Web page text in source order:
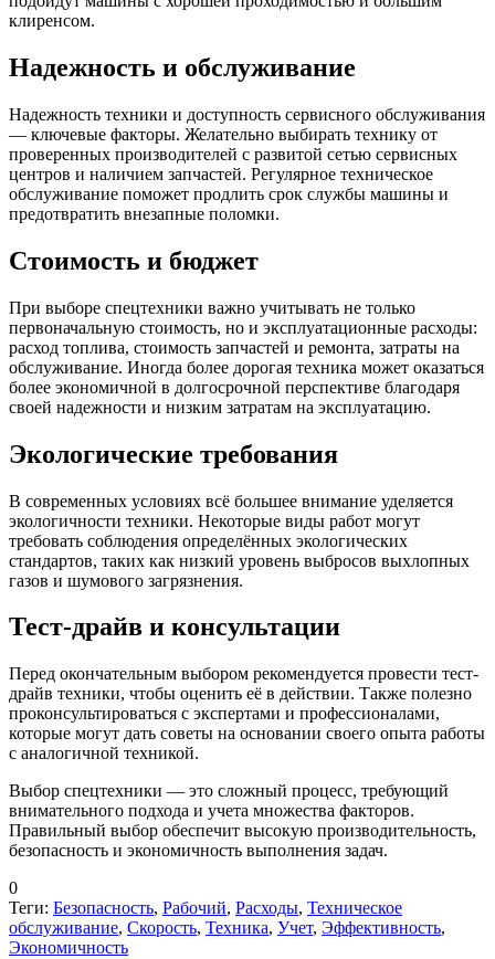
клиренсом.
Надежность и обслуживание
Надежность техники и доступность сервисного обслуживания
— ключевые факторы. Желательно выбирать технику от
проверенных производителей с развитой сетью сервисных
центров и наличием запчастей. Регулярное техническое
обслуживание поможет продлить срок службы машины и
предотвратить внезапные поломки.
Стоимость и бюджет
При выборе спецтехники важно учитывать не только
первоначальную стоимость, но и эксплуатационные расходы:
расход топлива, стоимость запчастей и ремонта, затраты на
обслуживание. Иногда более дорогая техника может оказаться
более экономичной в долгосрочной перспективе благодаря
своей надежности и низким затратам на эксплуатацию.
Экологические требования
В современных условиях всё большее внимание уделяется
экологичности техники. Некоторые виды работ могут
требовать соблюдения определённых экологических
стандартов, таких как низкий уровень выбросов выхлопных
газов и шумового загрязнения.
Тест-драйв и консультации
Перед окончательным выбором рекомендуется провести тест-
драйв техники, чтобы оценить её в действии. Также полезно
проконсультироваться с экспертами и профессионалами,
которые могут дать советы на основании своего опыта работы
с аналогичной техникой.
Выбор спецтехники — это сложный процесс, требующий
внимательного подхода и учета множества факторов.
Правильный выбор обеспечит высокую производительность,
безопасность и экономичность выполнения задач.
0
Теги: Безопасность, Рабочий, Расходы, Техническое
обслуживание, Скорость, Техника, Учет, Эффективность,
Экономичность